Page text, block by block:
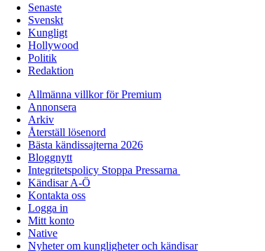
Senaste
Svenskt
Kungligt
Hollywood
Politik
Redaktion
Allmänna villkor för Premium
Annonsera
Arkiv
Återställ lösenord
Bästa kändissajterna 2026
Bloggnytt
Integritetspolicy Stoppa Pressarna
Kändisar A-Ö
Kontakta oss
Logga in
Mitt konto
Native
Nyheter om kungligheter och kändisar